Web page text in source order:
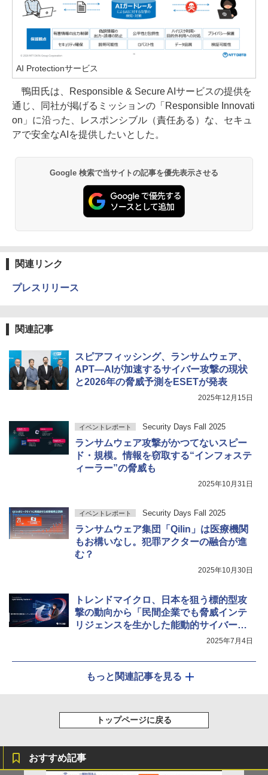
AI Protectionサービス
鴨田氏は、Responsible & Secure AIサービスの提供を
通じ、同社が掲げるミッションの「Responsible Innovati
on」に沿った、レスポンシブル（責任ある）な、セキュ
アで安全なAIを提供したいとした。
Google 検索で当サイトの記事を優先表示させる
関連リンク
プレスリリース
関連記事
スピアフィッシング、ランサムウェア、
APT―AIが加速するサイバー攻撃の現状
と2026年の脅威予測をESETが発表
2025年12月15日
イベントレポート Security Days Fall 2025
ランサムウェア攻撃がかつてないスピー
ド・規模。情報を窃取する“インフォステ
ィーラー”の脅威も
2025年10月31日
イベントレポート Security Days Fall 2025
ランサムウェア集団「Qilin」は医療機関
もお構いなし。犯罪アクターの融合が進
む？
2025年10月30日
トレンドマイクロ、日本を狙う標的型攻
撃の動向から「民間企業でも脅威インテ
リジェンスを生かした能動的サイバー防
2025年7月4日
もっと関連記事を見る
トップページに戻る
おすすめ記事